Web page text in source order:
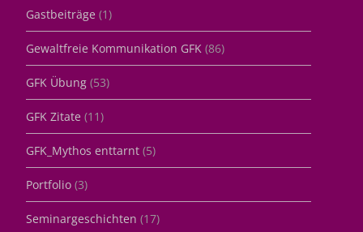
Gastbeiträge (1)
Gewaltfreie Kommunikation GFK (86)
GFK Übung (53)
GFK Zitate (11)
GFK_Mythos enttarnt (5)
Portfolio (3)
Seminargeschichten (17)